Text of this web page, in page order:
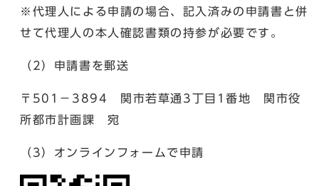
※代理人による申請の場合、記入済みの申請書と併
せて代理人の本人確認書類の持参が必要です。
（2）申請書を郵送
〒501－3894 関市若草通3丁目1番地 関市役
所都市計画課 宛
（3）オンラインフォームで申請